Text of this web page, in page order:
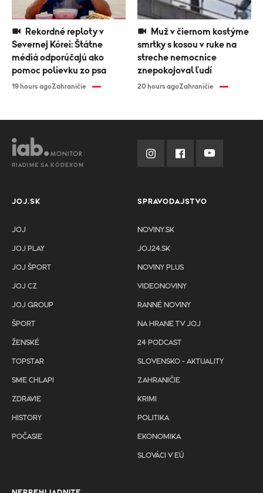
Severnej Kórei: Štátne
médiá odporúčajú ako
pomoc polievku zo psa
19 hours agoZahraničie
smrtky s kosou v ruke na
streche nemocnice
znepokojoval ľudí
20 hours agoZahraničie
RIADIME SA KÓDEXOM
JOJ.SK
JOJ
JOJ PLAY
JOJ ŠPORT
JOJ CZ
JOJ GROUP
ŠPORT
ŽENSKÉ
TOPSTAR
SME CHLAPI
ZDRAVIE
HISTORY
POČASIE
SPRAVODAJSTVO
NOVINY.SK
JOJ24.SK
NOVINY PLUS
VIDEONOVINY
RANNÉ NOVINY
NA HRANE TV JOJ
24 PODCAST
SLOVENSKO - AKTUALITY
ZAHRANIČIE
KRIMI
POLITIKA
EKONOMIKA
SLOVÁCI V EÚ